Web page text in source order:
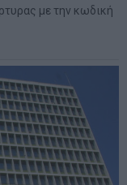
με την κωδική